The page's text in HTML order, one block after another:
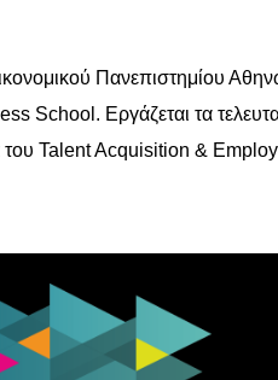
Πανεπιστημίου
School. Εργάζεται τα
του Talent Acquisition &